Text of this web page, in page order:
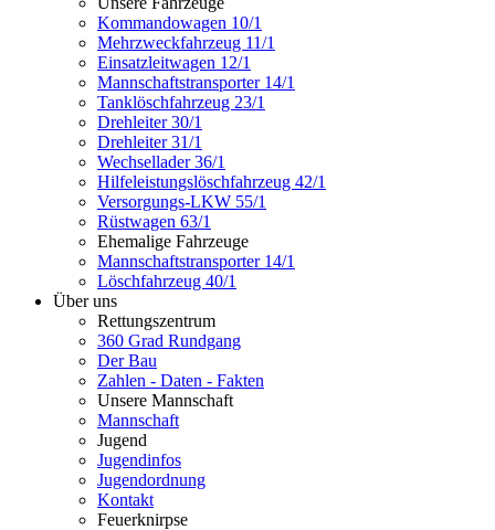
Kommandowagen 10/1
Mehrzweckfahrzeug 11/1
Einsatzleitwagen 12/1
Mannschaftstransporter 14/1
Tanklöschfahrzeug 23/1
Drehleiter 30/1
Drehleiter 31/1
Wechsellader 36/1
Hilfeleistungslöschfahrzeug 42/1
Versorgungs-LKW 55/1
Rüstwagen 63/1
Ehemalige Fahrzeuge
Mannschaftstransporter 14/1
Löschfahrzeug 40/1
Über uns
Rettungszentrum
360 Grad Rundgang
Der Bau
Zahlen - Daten - Fakten
Unsere Mannschaft
Mannschaft
Jugend
Jugendinfos
Jugendordnung
Kontakt
Feuerknirpse